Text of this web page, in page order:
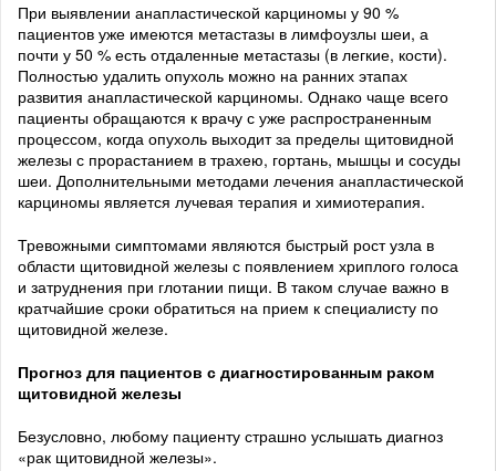
При выявлении анапластической карциномы у 90 %
пациентов уже имеются метастазы в лимфоузлы шеи, а
почти у 50 % есть отдаленные метастазы (в легкие, кости).
Полностью удалить опухоль можно на ранних этапах
развития анапластической карциномы. Однако чаще всего
пациенты обращаются к врачу с уже распространенным
процессом, когда опухоль выходит за пределы щитовидной
железы с прорастанием в трахею, гортань, мышцы и сосуды
шеи. Дополнительными методами лечения анапластической
карциномы является лучевая терапия и химиотерапия.
Тревожными симптомами являются быстрый рост узла в
области щитовидной железы с появлением хриплого голоса
и затруднения при глотании пищи. В таком случае важно в
кратчайшие сроки обратиться на прием к специалисту по
щитовидной железе.
Прогноз для пациентов с диагностированным раком
щитовидной железы
Безусловно, любому пациенту страшно услышать диагноз
«рак щитовидной железы».